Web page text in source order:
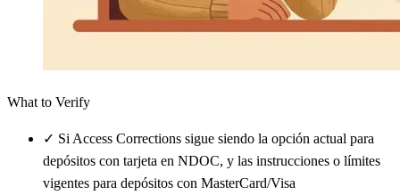
What to Verify
✓ Si Access Corrections sigue siendo la opción actual para
depósitos con tarjeta en NDOC, y las instrucciones o límites
vigentes para depósitos con MasterCard/Visa